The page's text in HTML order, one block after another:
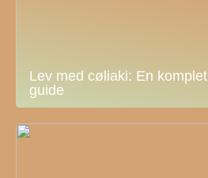
Lev med cøliaki: En komplet
guide